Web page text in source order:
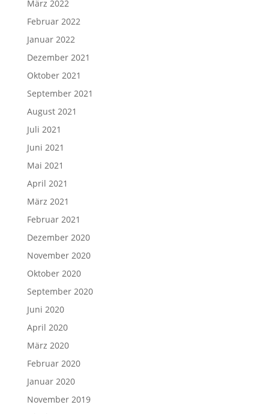
März 2022
Februar 2022
Januar 2022
Dezember 2021
Oktober 2021
September 2021
August 2021
Juli 2021
Juni 2021
Mai 2021
April 2021
März 2021
Februar 2021
Dezember 2020
November 2020
Oktober 2020
September 2020
Juni 2020
April 2020
März 2020
Februar 2020
Januar 2020
November 2019